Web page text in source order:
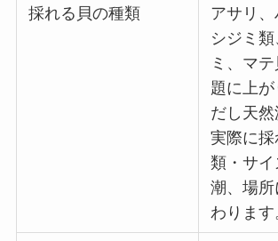
採れる貝の種類
アサリ、
シジミ
ミ、マ
題に上
だし天然
実際に
類・サ
潮、場
わります